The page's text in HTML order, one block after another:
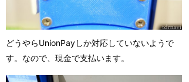
どうやらUnionPayしか対応していないようで
す。なので、現金で支払います。